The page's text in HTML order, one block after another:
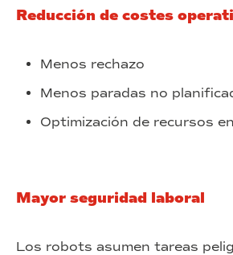
Reducción de costes
Menos rechazo
Menos paradas no
Optimización de recursos
Mayor seguridad laboral
Los robots asumen tareas